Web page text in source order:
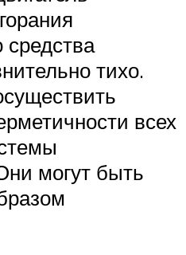
средства
тихо.
всех
могут быть